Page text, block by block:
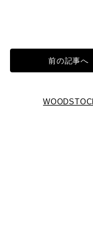
前の記事へ